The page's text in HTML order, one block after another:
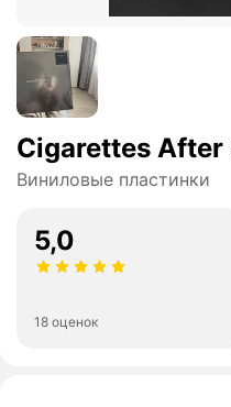
Cigarettes After
Виниловые пластинки
5,0
18 оценок